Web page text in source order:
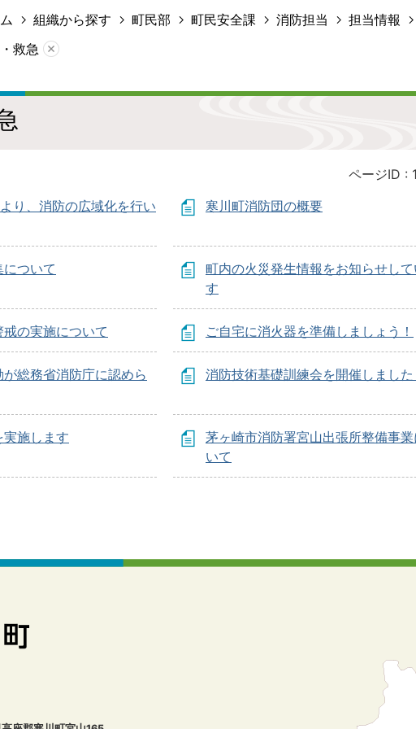
組織から探す 町民部 町民安全課 消防担当 担当情報
救急
ページID :
り、消防の広域化を行い
寒川町消防団の概要
ついて
町内の火災発生情報をお知らせし
す
の実施について ご自宅に消火器を準備しましょう！
総務省消防庁に認めら
消防技術基礎訓練会を開催しまし
施します
茅ヶ崎市消防署宮山出張所整備事
いて